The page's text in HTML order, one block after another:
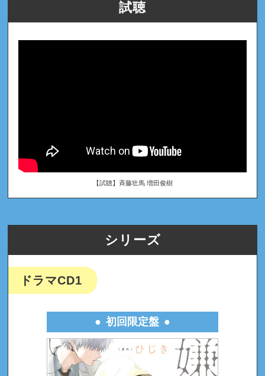
試聴
【試聴】斉藤壮馬 増田俊樹
シリーズ
ドラマCD1
初回限定盤